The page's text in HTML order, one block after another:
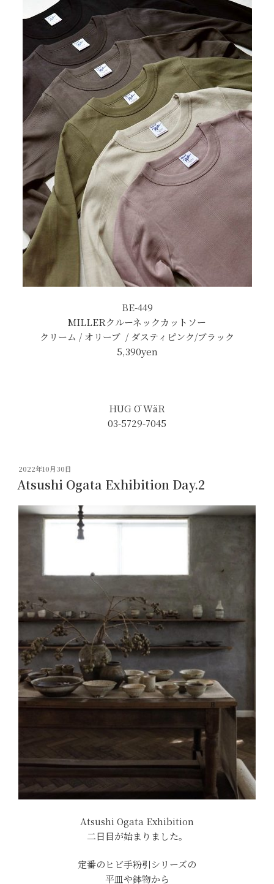
BE-449
MILLERクルーネックカットソー
クリーム / オリーブ / ダスティピンク/ブラック
5,390yen
HUG Ō WäR
03-5729-7045
投
稿
日:
2022年10月30日
Atsushi Ogata Exhibition Day.2
Atsushi Ogata Exhibition
二日目が始まりました。
定番のヒビ手粉引シリーズの
平皿や鉢物から